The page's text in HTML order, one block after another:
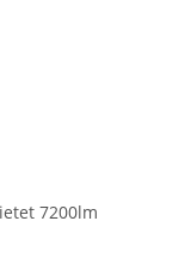
7200lm